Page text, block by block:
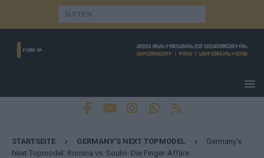
STARTSEITE GERMANY'S NEXT TOPMODEL
Germany’s
Next Topmodel: Romina vs. Soulin: Die Finger-Affäre